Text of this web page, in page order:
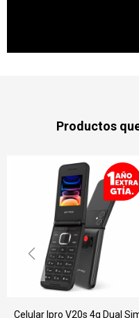
Productos
Celular Ipro V20s 4g Dual